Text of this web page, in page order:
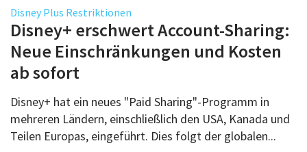
Disney Plus Restriktionen
Disney+ erschwert Account-Sharing:
Neue Einschränkungen und Kosten
ab sofort
Disney+ hat ein neues "Paid Sharing"-Programm in
mehreren Ländern, einschließlich den USA, Kanada und
Teilen Europas, eingeführt. Dies folgt der globalen...